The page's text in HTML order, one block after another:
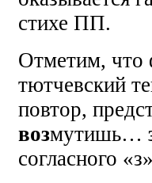
стихе ПП.
Отметим, что
тютчевский
повтор,
возмутишь…
согласного